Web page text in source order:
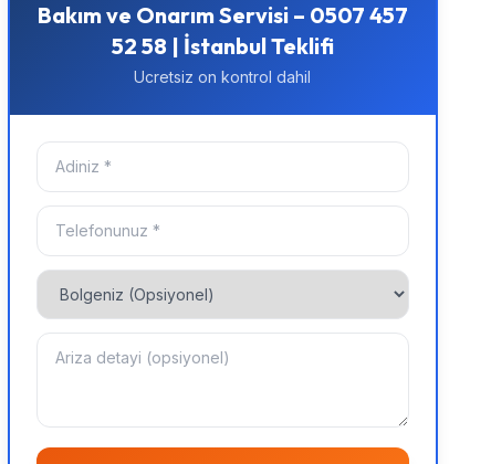
Bakım ve Onarım Servisi – 0507 457
52 58 | İstanbul Teklifi
Ucretsiz on kontrol dahil